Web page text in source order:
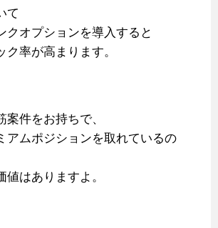
て
クオプションを導入すると
ク率が高まります。
案件をお持ちで、
アムポジションを取れているの
値はありますよ。